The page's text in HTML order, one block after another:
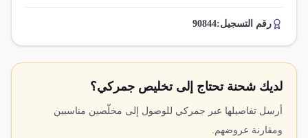
رقم التسجيل:90844
لديك شحنة تحتاج إلى تخليص جمركي؟
أرسل تفاصيلها عبر جمركي للوصول إلى مخلّصين مناسبين
ومقارنة عروضهم.